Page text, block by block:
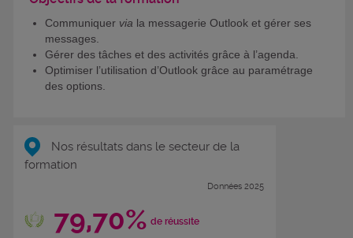
Communiquer via la messagerie Outlook et gérer ses
messages.
Gérer des tâches et des activités grâce à l’agenda.
Optimiser l’utilisation d’Outlook grâce au paramétrage
des options.
Nos résultats dans le secteur de la
formation
Données 2025
79,70% de réussite